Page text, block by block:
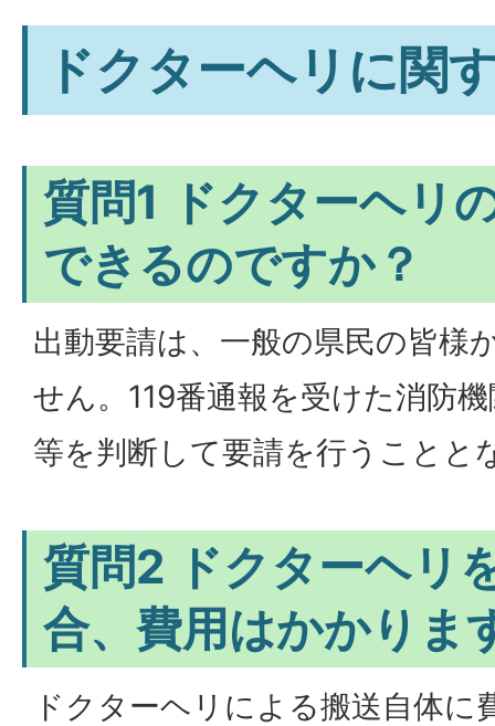
ドクターヘリに関
質問1 ドクターヘリ
できるのですか？
出動要請は、一般の県民の皆様
せん。119番通報を受けた消防
等を判断して要請を行うことと
質問2 ドクターヘリ
合、費用はかかりま
ドクターヘリによる搬送自体に